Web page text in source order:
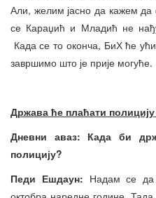
Али, желим јасно да кажем да
се Караџић и Младић не
Када се то оконча, БиХ ће
завршимо што је прије могуће.
Држава ће плаћати
Дневни аваз: Када би
полицију?
Педи Ешдаун: Надам се